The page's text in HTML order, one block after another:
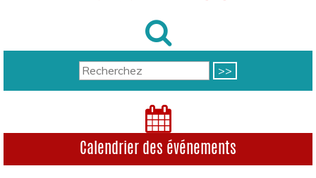
Calendrier des événements